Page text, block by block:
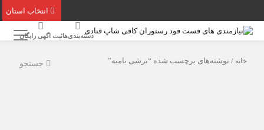
انتخاب استان
دسته‌بندی‌هاثبت اگهی رایگان
جستجو خانه/ نوشته‌های برچسب شده “ترشی بامیه”